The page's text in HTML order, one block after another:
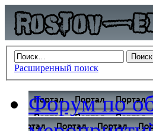
Расширенный поиск
Форум по